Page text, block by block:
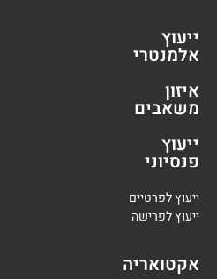
ייעוץ
אלמנטרי
איזון
משאבים
ייעוץ
פנסיוני
ייעוץ לפרטיים
ייעוץ לפרישה
אקטואריה